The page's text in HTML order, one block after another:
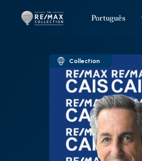
LogoIr para página inicial
Português
Collection